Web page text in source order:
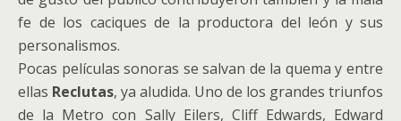
fe de los caciques de la productora del león y sus
personalismos.
Pocas películas sonoras se salvan de la quema y entre
ellas Reclutas, ya aludida. Uno de los grandes triunfos
de la Metro con Sally Eilers, Cliff Edwards, Edward